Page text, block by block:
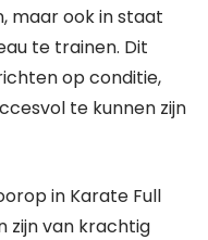
maar ook in staat
te trainen. Dit
op conditie,
te kunnen zijn
in Karate Full
zijn van krachtig